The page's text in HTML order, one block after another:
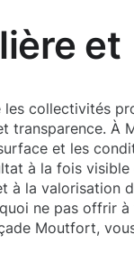
et
collectivités
transparence. À
et les
à la fois
à la valorisation
ne pas offrir
Moutfort,